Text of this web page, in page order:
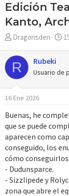
Edición
Kanto,
A
t
o
r
Dragonsden
F
a
d
n
i
c
i
o
R Rubeki
Usuario de
16 Ene 2026
Buenas, he
que se puede
aparecen como
conseguido, los
cómo conseguirlos:
- Dudunsparce.
- Sizzlipede y
zona que abre el